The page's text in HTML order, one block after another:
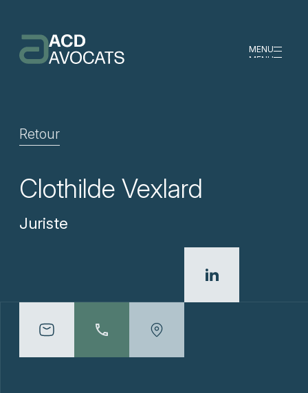
MENU
MENU
Retour
Clothilde Vexlard
Juriste